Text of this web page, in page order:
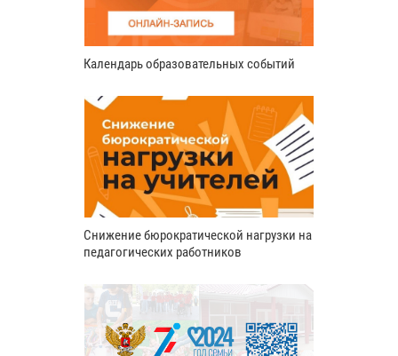
Календарь образовательных событий
Снижение бюрократической нагрузки на
педагогических работников